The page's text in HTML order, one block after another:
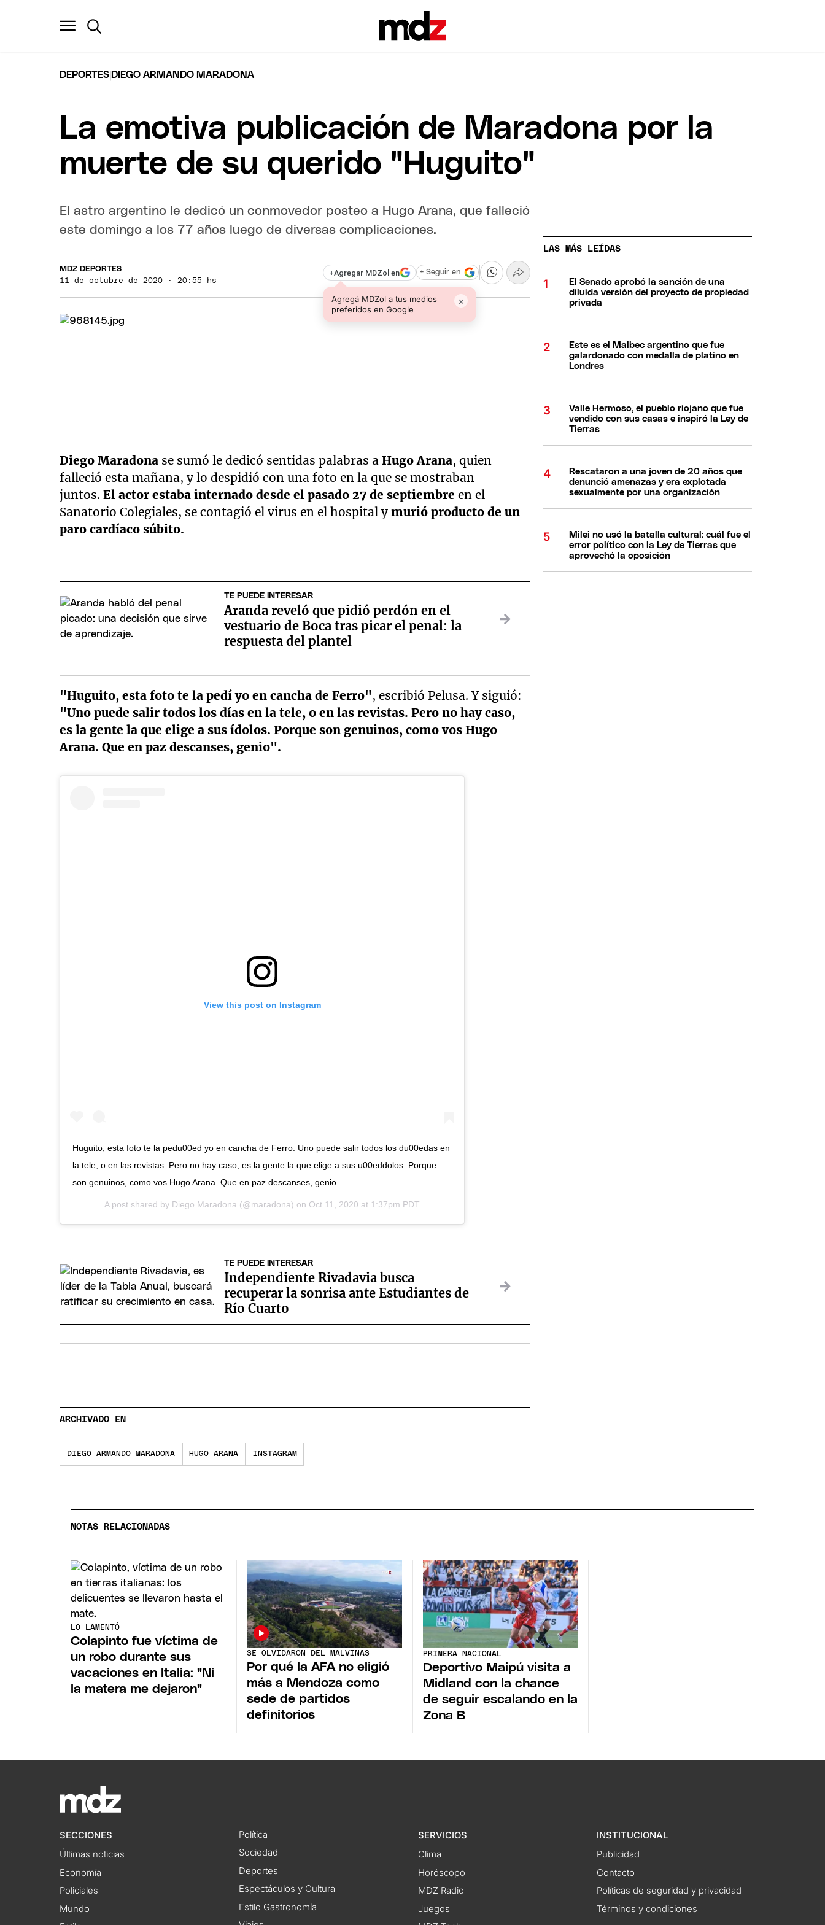
DEPORTES DIEGO ARMANDO MARADONA
La emotiva publicación de Maradona por la
muerte de su querido "Huguito"
El astro argentino le dedicó un conmovedor posteo a Hugo Arana, que falleció
este domingo a los 77 años luego de diversas complicaciones.
MDZ DEPORTES
11 de octubre de 2020 · 20:55 hs
+Agregar MDZol en
Agregá MDZol a tus medios
preferidos en Google
×
+ Seguir en
Diego Maradona se sumó le dedicó sentidas palabras aHugo Arana, quien
falleció esta mañana, y lo despidió con una foto en la que se mostraban
juntos. El actor estaba internado desde el pasado 27 de septiembre en el
Sanatorio Colegiales, se contagió el virus en el hospital ymurió producto de un
paro cardíaco súbito.
TE PUEDE INTERESAR
Aranda reveló que pidió perdón en el
vestuario de Boca tras picar el penal: la
respuesta del plantel
"Huguito, esta foto te la pedí yo en cancha de Ferro", escribió Pelusa. Y siguió:
"Uno puede salir todos los días en la tele, o en las revistas. Pero no hay caso,
es la gente la que elige a sus ídolos. Porque son genuinos, como vos Hugo
Arana. Que en paz descanses, genio".
View this post on Instagram
Huguito, esta foto te la pedu00ed yo en cancha de Ferro. Uno puede salir todos los du00edas en
la tele, o en las revistas. Pero no hay caso, es la gente la que elige a sus u00eddolos. Porque
son genuinos, como vos Hugo Arana. Que en paz descanses, genio.
A post shared by Diego Maradona (@maradona) on Oct 11, 2020 at 1:37pm PDT
TE PUEDE INTERESAR
Independiente Rivadavia busca
recuperar la sonrisa ante Estudiantes de
Río Cuarto
ARCHIVADO EN
DIEGO ARMANDO MARADONA HUGO ARANA INSTAGRAM
LAS MÁS LEÍDAS
El Senado aprobó la sanción de una
diluida versión del proyecto de propiedad
privada
Este es el Malbec argentino que fue
galardonado con medalla de platino en
Londres
Valle Hermoso, el pueblo riojano que fue
vendido con sus casas e inspiró la Ley de
Tierras
Rescataron a una joven de 20 años que
denunció amenazas y era explotada
sexualmente por una organización
Milei no usó la batalla cultural: cuál fue el
error político con la Ley de Tierras que
aprovechó la oposición
NOTAS RELACIONADAS
LO LAMENTÓ
Colapinto fue víctima de
un robo durante sus
vacaciones en Italia: "Ni
la matera me dejaron"
SE OLVIDARON DEL MALVINAS
Por qué la AFA no eligió
más a Mendoza como
sede de partidos
definitorios
PRIMERA NACIONAL
Deportivo Maipú visita a
Midland con la chance
de seguir escalando en la
Zona B
SECCIONES
Últimas noticias
Economía
Policiales
Mundo
Política
Sociedad
Deportes
Espectáculos y Cultura
Estilo Gastronomía
SERVICIOS
Clima
Horóscopo
MDZ Radio
Juegos
INSTITUCIONAL
Publicidad
Contacto
Políticas de seguridad y privacidad
Términos y condiciones